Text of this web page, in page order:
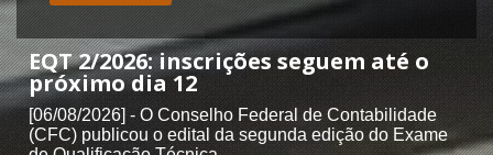
EQT 2/2026: inscrições seguem até o
próximo dia 12
[06/08/2026] - O Conselho Federal de Contabilidade
(CFC) publicou o edital da segunda edição do Exame